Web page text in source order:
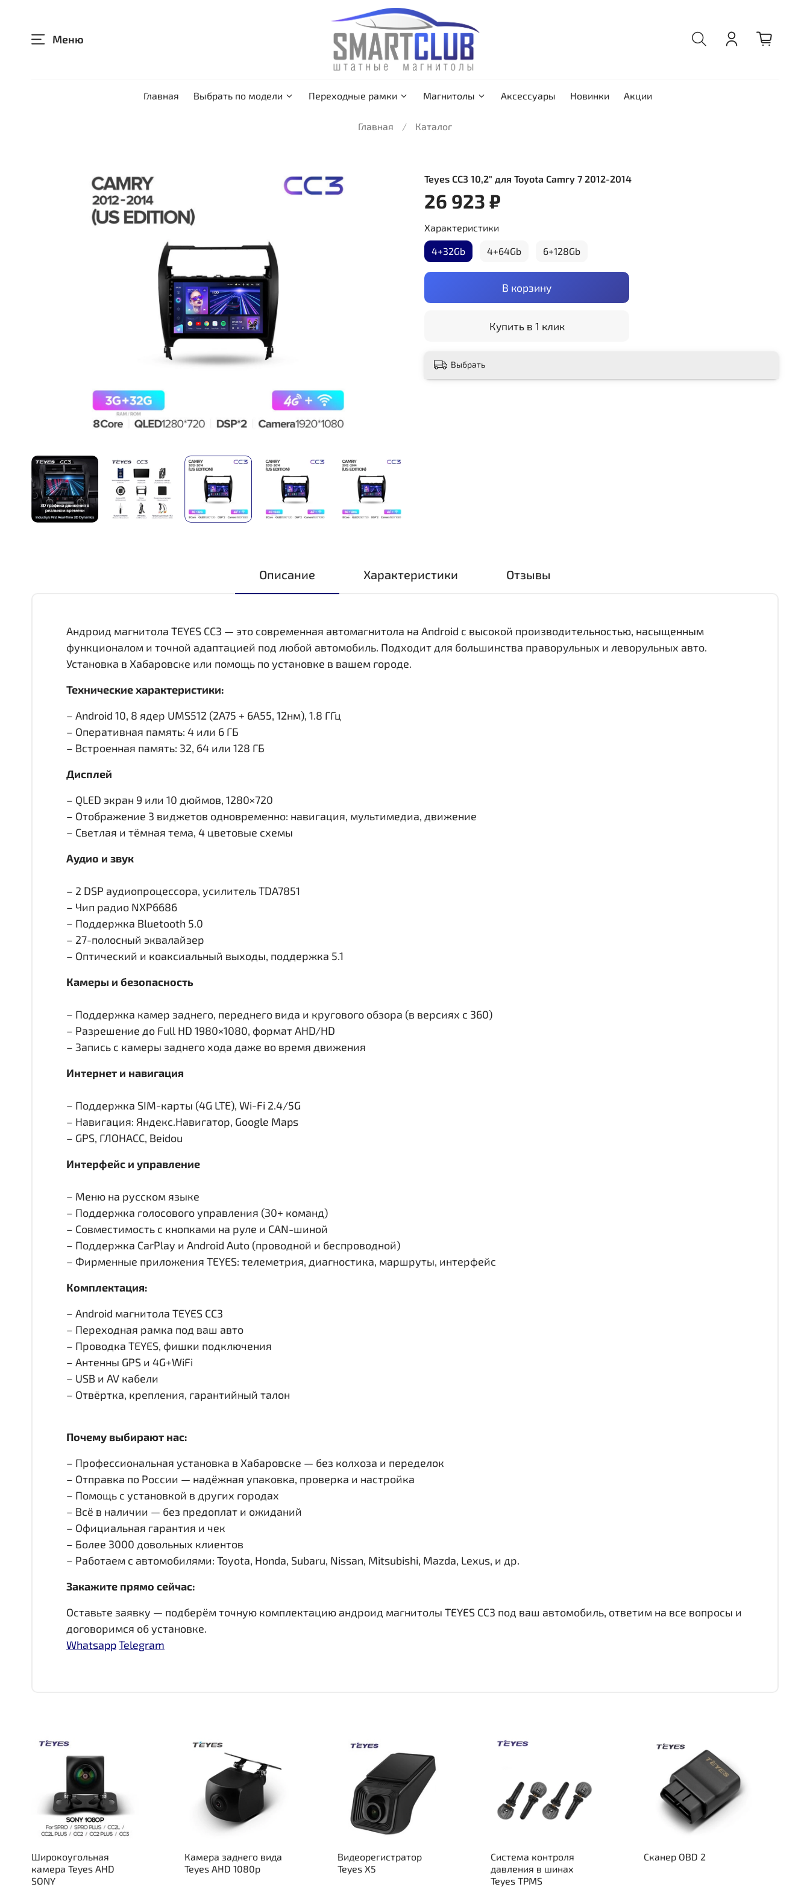
Меню
Главная Выбрать по модели Переходные рамки Магнитолы Аксессуары Новинки Акции
Главная Каталог
Teyes CC3 10,2" для Toyota Camry 7 2012-2014
26 923 ₽
В корзину
Купить в 1 клик
Характеристики
4+32Gb 4+64Gb 6+128Gb
Выбрать
Описание Характеристики Отзывы
Андроид магнитола TEYES CC3 — это современная автомагнитола на Android с высокой производительностью, насыщенным
функционалом и точной адаптацией под любой автомобиль. Подходит для большинства праворульных и леворульных авто.
Установка в Хабаровске или помощь по установке в вашем городе.
Технические характеристики:
– Android 10, 8 ядер UMS512 (2A75 + 6A55, 12нм), 1.8 ГГц
– Оперативная память: 4 или 6 ГБ
– Встроенная память: 32, 64 или 128 ГБ
Дисплей
– QLED экран 9 или 10 дюймов, 1280×720
– Отображение 3 виджетов одновременно: навигация, мультимедиа, движение
– Светлая и тёмная тема, 4 цветовые схемы
Аудио и звук
– 2 DSP аудиопроцессора, усилитель TDA7851
– Чип радио NXP6686
– Поддержка Bluetooth 5.0
– 27-полосный эквалайзер
– Оптический и коаксиальный выходы, поддержка 5.1
Камеры и безопасность
– Поддержка камер заднего, переднего вида и кругового обзора (в версиях с 360)
– Разрешение до Full HD 1980×1080, формат AHD/HD
– Запись с камеры заднего хода даже во время движения
Интернет и навигация
– Поддержка SIM-карты (4G LTE), Wi-Fi 2.4/5G
– Навигация: Яндекс.Навигатор, Google Maps
– GPS, ГЛОНАСС, Beidou
Интерфейс и управление
– Меню на русском языке
– Поддержка голосового управления (30+ команд)
– Совместимость с кнопками на руле и CAN-шиной
– Поддержка CarPlay и Android Auto (проводной и беспроводной)
– Фирменные приложения TEYES: телеметрия, диагностика, маршруты, интерфейс
Комплектация:
– Android магнитола TEYES CC3
– Переходная рамка под ваш авто
– Проводка TEYES, фишки подключения
– Антенны GPS и 4G+WiFi
– USB и AV кабели
– Отвёртка, крепления, гарантийный талон
Почему выбирают нас:
– Профессиональная установка в Хабаровске — без колхоза и переделок
– Отправка по России — надёжная упаковка, проверка и настройка
– Помощь с установкой в других городах
– Всё в наличии — без предоплат и ожиданий
– Официальная гарантия и чек
– Более 3000 довольных клиентов
– Работаем с автомобилями: Toyota, Honda, Subaru, Nissan, Mitsubishi, Mazda, Lexus, и др.
Закажите прямо сейчас:
Оставьте заявку — подберём точную комплектацию андроид магнитолы TEYES CC3 под ваш автомобиль, ответим на все вопросы и
договоримся об установке.
WhatsappTelegram
Широкоугольная
камера Teyes AHD
SONY
Камера заднего вида
Teyes AHD 1080p
Видеорегистратор
Teyes X5
Система контроля
давления в шинах
Teyes TPMS
Сканер OBD 2